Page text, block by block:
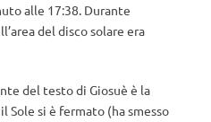
alle 17:38. Durante
del disco solare era
del testo di Giosuè è la
Sole si è fermato (ha smesso